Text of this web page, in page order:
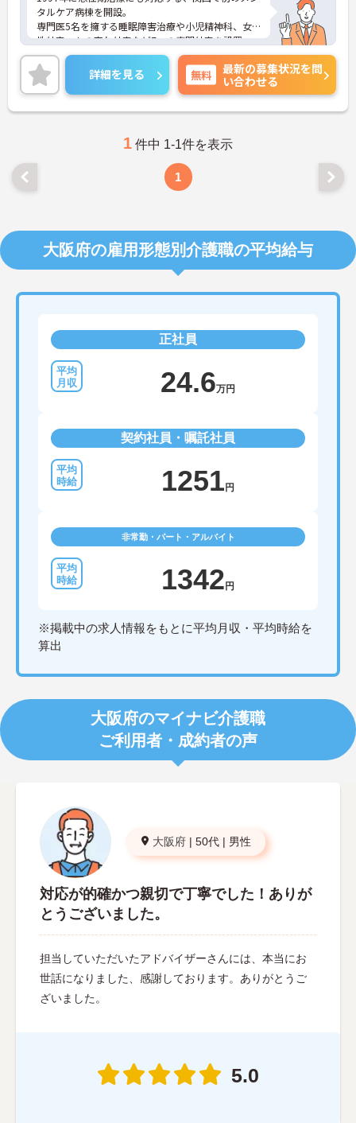
タルケア病棟を開設。
専門医5名を擁する睡眠障害治療や小児精神科、女
性外来、もの忘れ外来など7つの専門外来を設置、
病棟も急性期病棟、満性期病棟、精神療養病棟、合
併症病棟、リバビリ病棟など専門分化しており、総
合精神病院ともいえる機能・規模を備えています。
2006年、堺市の緊急措置入院指定病院に認定され、
2007年5月にはスーパー救急病棟(精神救急入院料病
れ、ますます重要な役割を担っています。
詳細を見る 無料
最新の募集状況を問
い合わせる
1 件中 1-1件を表示
1
大阪府の雇用形態別介護職の平均給与
正社員
24.6万円
契約社員・嘱託社員
1251 円
非常勤・パート・アルバイト
1342 円
※掲載中の求人情報をもとに平均月収・平均時給を
算出
大阪府のマイナビ介護職
ご利用者・成約者の声
大阪府 | 50代 | 男性
対応が的確かつ親切で丁寧でした！ありが
とうございました。
担当していただいたアドバイザーさんには、本当にお
世話になりました、感謝しております。ありがとうご
ざいました。
5.0